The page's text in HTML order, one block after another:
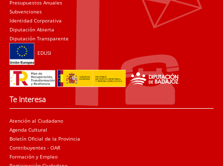
Presupuestos Anuales
Subvenciones
Identidad Corporativa
Diputación Abierta
Diputación Transparente
EDUSI
Te interesa
Atención al Ciudadano
Agenda Cultural
Boletín Oficial de la Provincia
Contribuyentes - OAR
Formación y Empleo